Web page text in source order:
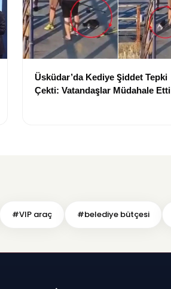
Üsküdar’da Kediye Şiddet Tepki
Çekti: Vatandaşlar Müdahale Etti
#VIP araç #belediye bütçesi